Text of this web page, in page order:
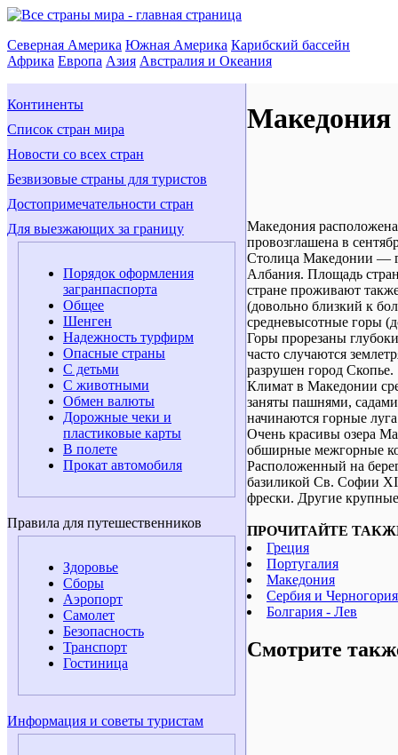
Северная Америка Южная Америка Карибский бассейн
Африка Европа Азия Австралия и Океания
Континенты
Список стран мира
Новости со всех стран
Безвизовые страны для туристов
Достопримечательности стран
Для выезжающих за границу
Порядок оформления
загранпаспорта
Общее
Шенген
Надежность турфирм
Опасные страны
С детьми
С животными
Обмен валюты
Дорожные чеки и
пластиковые карты
В полете
Прокат автомобиля
Правила для путешественников
Здоровье
Сборы
Аэропорт
Самолет
Безопасность
Транспорт
Гостиница
Информация и советы туристам
Македония
Македония
провозглашена в
Столица Македонии —
Албания. Площадь
стране проживают
(довольно близкий к
средневысотные горы
Горы прорезаны
часто случаются
разрушен город Скопье.
Климат в Македонии
заняты пашнями,
начинаются горные
Очень красивы озера
обширные межгорные
Расположенный на
базиликой Св. Софии XI
фрески. Другие
ПРОЧИТАЙТЕ
Греция
Португалия
Македония
Сербия и Черногория
Болгария - Лев
Смотрите